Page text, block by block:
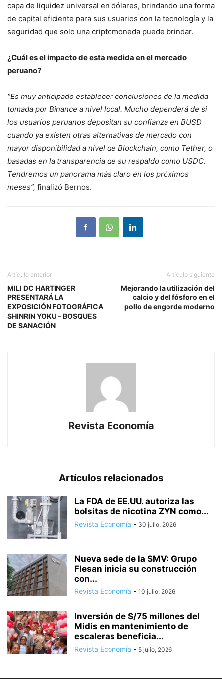
capa de liquidez universal en dólares, brindando una forma
de capital eficiente para sus usuarios con la tecnología y la
seguridad que solo una criptomoneda puede brindar.
¿Cuál es el impacto de esta medida en el mercado
peruano?
“Es muy anticipado establecer conclusiones de la medida
tomada por Binance a nivel local. Mucho dependerá de si
los usuarios peruanos depositan su confianza en BUSD
cuando ya existen otras alternativas de mercado con
mayor disponibilidad a nivel de Blockchain, como Tether, o
basadas en la transparencia de su respaldo como USDC.
Tendremos un panorama más claro en los próximos
meses”, finalizó Bernos.
Artículo anterior
MILI DC HARTINGER
PRESENTARÁ LA
EXPOSICIÓN FOTOGRÁFICA
SHINRIN YOKU – BOSQUES
DE SANACIÓN
Artículo siguiente
Mejorando la utilización del
calcio y del fósforo en el
pollo de engorde moderno
Revista Economía
Artículos relacionados
La FDA de EE.UU. autoriza las
bolsitas de nicotina ZYN como...
Revista Economía - 30 julio, 2026
Nueva sede de la SMV: Grupo
Flesan inicia su construcción
con...
Revista Economía - 10 julio, 2026
Inversión de S/75 millones del
Midis en mantenimiento de
escaleras beneficia...
Revista Economía - 5 julio, 2026